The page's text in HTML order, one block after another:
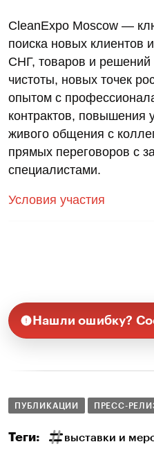
CleanExpo Moscow —
поиска новых клиентов
СНГ, товаров и решений
чистоты, новых точек
опытом с
контрактов, повышения
живого общения с
прямых переговоров с
специалистами.
Условия участия
Нашли ошибку?
ПУБЛИКАЦИИ ПРЕСС-
Теги: выставки и